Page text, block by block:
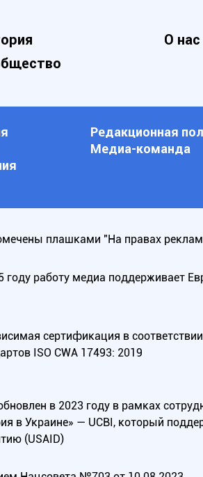
О нас
Редакционная
Медиа-команда
плашками "На правах
году работу медиа поддерживает
сертификация в
ISO CWA 17493: 2019
в 2023 году в рамках
в Украине» — UCBI, который
(USAID)